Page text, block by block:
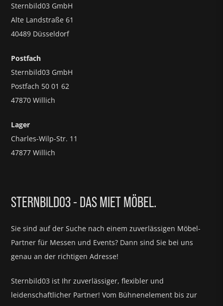
Sternbild03 GmbH
Alte Landstraße 61
40489 Düsseldorf
Postfach
Sternbild03 GmbH
Postfach 50 01 62
47870 Willich
Lager
Charles-Wilp-Str. 11
47877 Willich
STERNBILD03 - DAS MIET MÖBEL.
Sie sind auf der Suche nach einem zuverlässigen Möbel-
Partner für Messen und Events? Dann sind Sie bei uns
genau an der richtigen Adresse!
Sternbild03 ist Ihr zuverlässiger, flexibler und
leidenschaftlicher Partner! Vom Bühnenelement bis zur